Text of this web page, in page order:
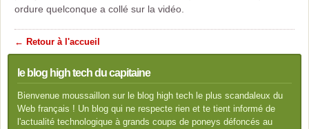
ordure quelconque a collé sur la vidéo.
← Retour à l'accueil
le blog high tech du capitaine
Bienvenue moussaillon sur le blog high tech le plus scandaleux du
Web français ! Un blog qui ne respecte rien et te tient informé de
l'actualité technologique à grands coups de poneys défoncés au